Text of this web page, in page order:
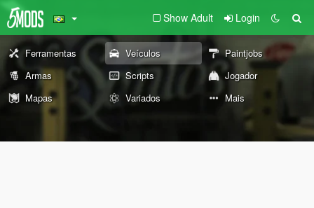
Show Adult Login
Ferramentas Veículos
Paintjobs
Armas
Scripts
Jogador
Mapas
Variados Mais